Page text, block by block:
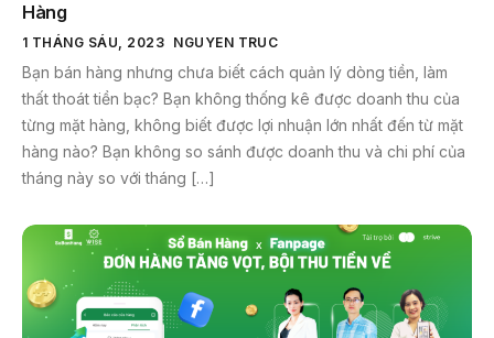
Hàng
1 THÁNG SÁU, 2023 NGUYEN TRUC
Bạn bán hàng nhưng chưa biết cách quản lý dòng tiền, làm
thất thoát tiền bạc? Bạn không thống kê được doanh thu của
từng mặt hàng, không biết được lợi nhuận lớn nhất đến từ mặt
hàng nào? Bạn không so sánh được doanh thu và chi phí của
tháng này so với tháng […]